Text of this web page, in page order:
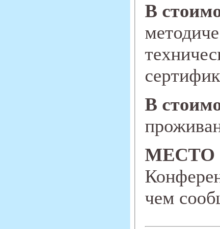
В
В
МЕСТО
чем